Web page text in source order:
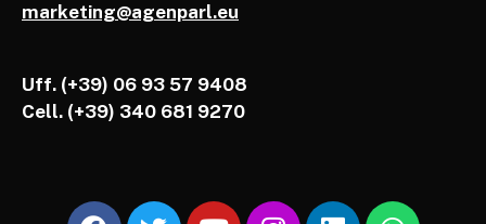
marketing@agenparl.eu
Uff. (+39) 06 93 57 9408
Cell. (+39) 340 681 9270